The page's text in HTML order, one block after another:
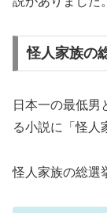
怪人家族の
日本一の最低男
る小説に「怪人
怪人家族の総選